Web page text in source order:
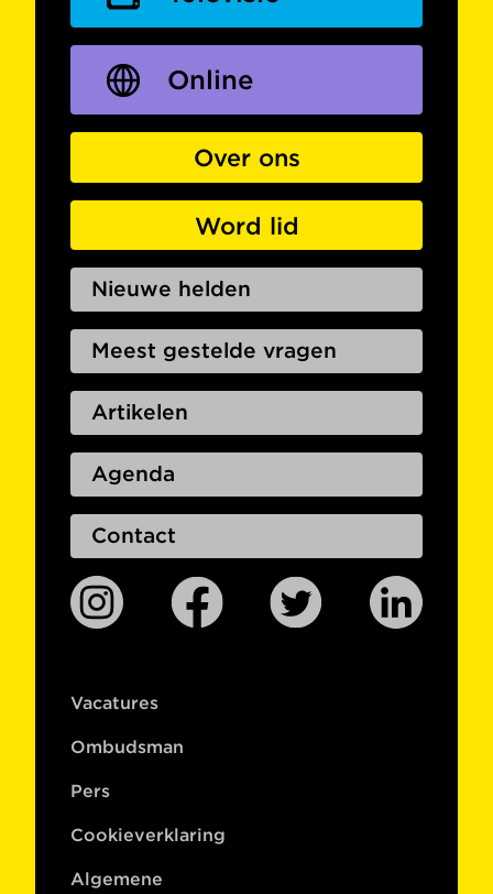
Online
Over ons
Word lid
Nieuwe helden
Meest gestelde vragen
Artikelen
Agenda
Contact
Vacatures
Ombudsman
Pers
Cookieverklaring
Algemene